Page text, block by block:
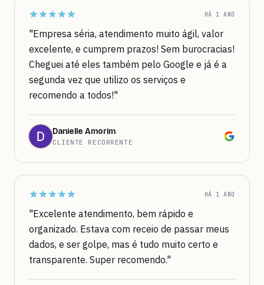
HÁ 1 ANO
"Empresa séria, atendimento muito ágil, valor
excelente, e cumprem prazos! Sem burocracias!
Cheguei até eles também pelo Google e já é a
segunda vez que utilizo os serviços e
recomendo a todos!"
Danielle Amorim
CLIENTE RECORRENTE
HÁ 1 ANO
"Excelente atendimento, bem rápido e
organizado. Estava com receio de passar meus
dados, e ser golpe, mas é tudo muito certo e
transparente. Super recomendo."